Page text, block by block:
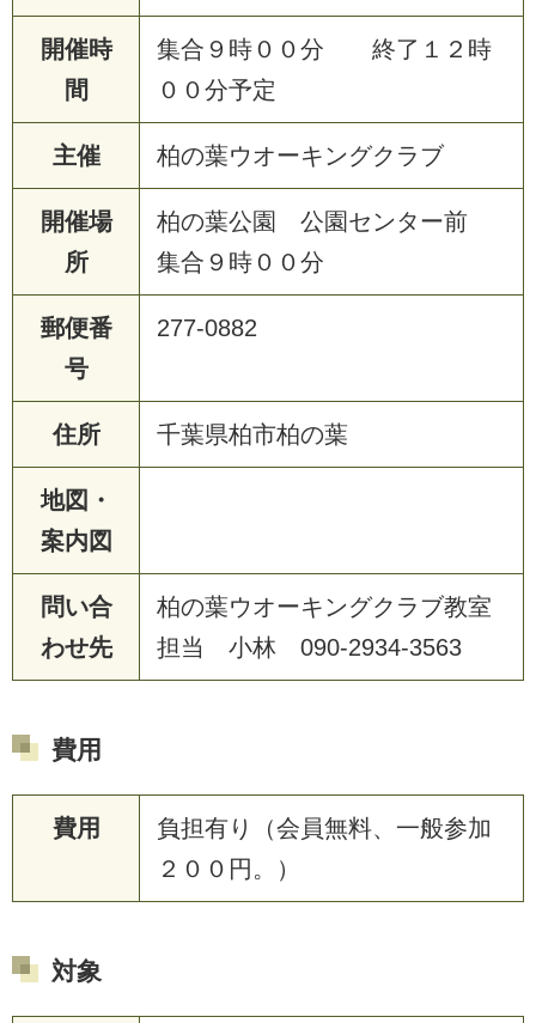
開催時
間
集合９時００分 終了１２時
００分予定
主催 柏の葉ウオーキングクラブ
開催場
所
柏の葉公園 公園センター前
集合９時００分
郵便番
号
277-0882
住所 千葉県柏市柏の葉
地図・
案内図
問い合
わせ先
柏の葉ウオーキングクラブ教室
担当 小林 090-2934-3563
費用
費用
負担有り（会員無料、一般参加
２００円。）
対象